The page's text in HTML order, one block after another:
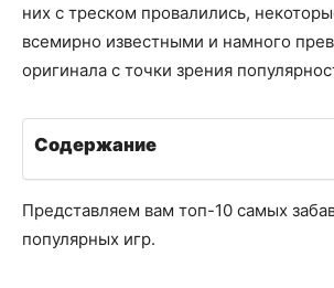
них с треском провалились,
всемирно известными и намного
оригинала с точки зрения
Содержание
Представляем вам топ-10 самых
популярных игр.